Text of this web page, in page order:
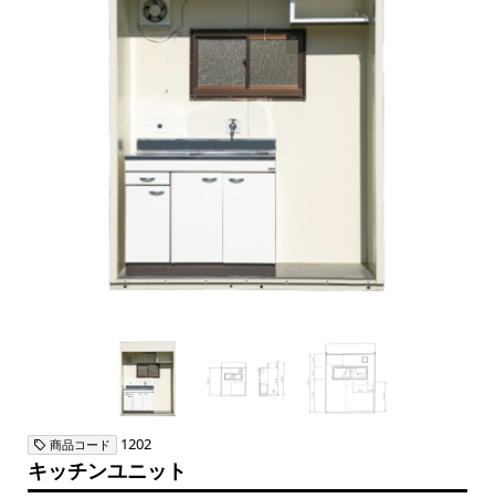
商品コード 1202
キッチンユニット